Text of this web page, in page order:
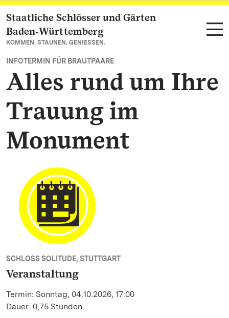
Zum Hauptinhalt springen
Staatliche Schlösser und Gärten
Baden‑Württemberg
KOMMEN. STAUNEN. GENIESSEN.
INFOTERMIN FÜR BRAUTPAARE
Alles rund um Ihre
Trauung im
Monument
SCHLOSS SOLITUDE, STUTTGART
Veranstaltung
Termin: Sonntag, 04.10.2026, 17:00
Dauer: 0,75 Stunden